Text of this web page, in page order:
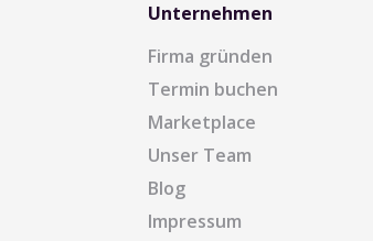
Unternehmen
Firma gründen
Termin buchen
Marketplace
Unser Team
Blog
Impressum